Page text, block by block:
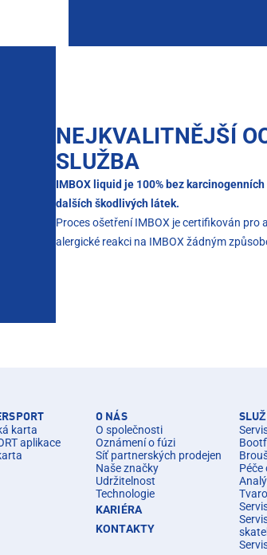
NEJKVALITNĚJŠÍ
SLUŽBA
IMBOX liquid je 100% bez
dalších škodlivých látek.
Proces ošetření IMBOX je certifikován pro
alergické reakci na IMBOX žádným
karta
aplikace
O NÁS
O společnosti
Oznámení o fúzi
Síť partnerských prodejen
Naše značky
Udržitelnost
Technologie
KARIÉRA
KONTAKTY
Péče